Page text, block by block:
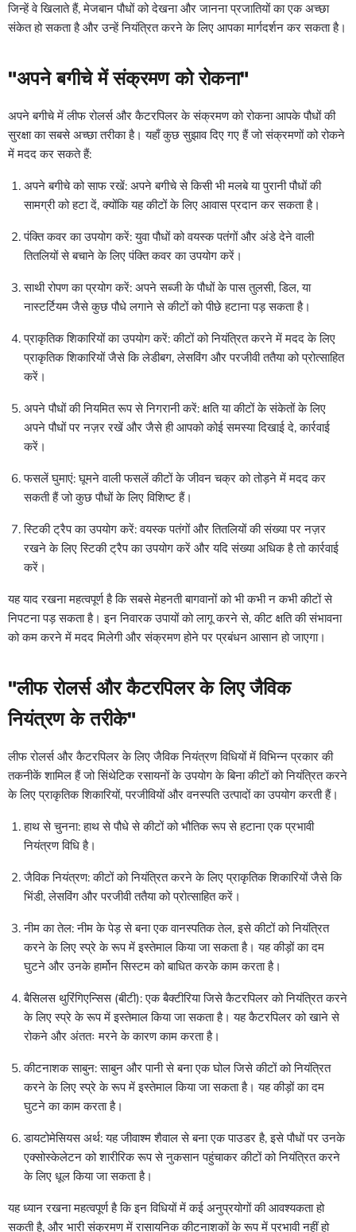
जिन्हें वे खिलाते हैं, मेजबान पौधों को देखना और जानना प्रजातियों का एक अच्छा
संकेत हो सकता है और उन्हें नियंत्रित करने के लिए आपका मार्गदर्शन कर सकता है।
"अपने बगीचे में संक्रमण को रोकना"
अपने बगीचे में लीफ रोलर्स और कैटरपिलर के संक्रमण को रोकना आपके पौधों की
सुरक्षा का सबसे अच्छा तरीका है। यहाँ कुछ सुझाव दिए गए हैं जो संक्रमणों को रोकने
में मदद कर सकते हैं:
अपने बगीचे को साफ रखें: अपने बगीचे से किसी भी मलबे या पुरानी पौधों की
सामग्री को हटा दें, क्योंकि यह कीटों के लिए आवास प्रदान कर सकता है।
पंक्ति कवर का उपयोग करें: युवा पौधों को वयस्क पतंगों और अंडे देने वाली
तितलियों से बचाने के लिए पंक्ति कवर का उपयोग करें।
साथी रोपण का प्रयोग करें: अपने सब्जी के पौधों के पास तुलसी, डिल, या
नास्टर्टियम जैसे कुछ पौधे लगाने से कीटों को पीछे हटाना पड़ सकता है।
प्राकृतिक शिकारियों का उपयोग करें: कीटों को नियंत्रित करने में मदद के लिए
प्राकृतिक शिकारियों जैसे कि लेडीबग, लेसविंग और परजीवी ततैया को प्रोत्साहित
करें।
अपने पौधों की नियमित रूप से निगरानी करें: क्षति या कीटों के संकेतों के लिए
अपने पौधों पर नज़र रखें और जैसे ही आपको कोई समस्या दिखाई दे, कार्रवाई
करें।
फसलें घुमाएं: घूमने वाली फसलें कीटों के जीवन चक्र को तोड़ने में मदद कर
सकती हैं जो कुछ पौधों के लिए विशिष्ट हैं।
स्टिकी ट्रैप का उपयोग करें: वयस्क पतंगों और तितलियों की संख्या पर नज़र
रखने के लिए स्टिकी ट्रैप का उपयोग करें और यदि संख्या अधिक है तो कार्रवाई
करें।
यह याद रखना महत्वपूर्ण है कि सबसे मेहनती बागवानों को भी कभी न कभी कीटों से
निपटना पड़ सकता है। इन निवारक उपायों को लागू करने से, कीट क्षति की संभावना
को कम करने में मदद मिलेगी और संक्रमण होने पर प्रबंधन आसान हो जाएगा।
"लीफ रोलर्स और कैटरपिलर के लिए जैविक
नियंत्रण के तरीके"
लीफ रोलर्स और कैटरपिलर के लिए जैविक नियंत्रण विधियों में विभिन्न प्रकार की
तकनीकें शामिल हैं जो सिंथेटिक रसायनों के उपयोग के बिना कीटों को नियंत्रित करने
के लिए प्राकृतिक शिकारियों, परजीवियों और वनस्पति उत्पादों का उपयोग करती हैं।
हाथ से चुनना: हाथ से पौधे से कीटों को भौतिक रूप से हटाना एक प्रभावी
नियंत्रण विधि है।
जैविक नियंत्रण: कीटों को नियंत्रित करने के लिए प्राकृतिक शिकारियों जैसे कि
भिंडी, लेसविंग और परजीवी ततैया को प्रोत्साहित करें।
नीम का तेल: नीम के पेड़ से बना एक वानस्पतिक तेल, इसे कीटों को नियंत्रित
करने के लिए स्प्रे के रूप में इस्तेमाल किया जा सकता है। यह कीड़ों का दम
घुटने और उनके हार्मोन सिस्टम को बाधित करके काम करता है।
बैसिलस थुरिंगिएन्सिस (बीटी): एक बैक्टीरिया जिसे कैटरपिलर को नियंत्रित करने
के लिए स्प्रे के रूप में इस्तेमाल किया जा सकता है। यह कैटरपिलर को खाने से
रोकने और अंततः मरने के कारण काम करता है।
कीटनाशक साबुन: साबुन और पानी से बना एक घोल जिसे कीटों को नियंत्रित
करने के लिए स्प्रे के रूप में इस्तेमाल किया जा सकता है। यह कीड़ों का दम
घुटने का काम करता है।
डायटोमेसियस अर्थ: यह जीवाश्म शैवाल से बना एक पाउडर है, इसे पौधों पर उनके
एक्सोस्केलेटन को शारीरिक रूप से नुकसान पहुंचाकर कीटों को नियंत्रित करने
के लिए धूल किया जा सकता है।
यह ध्यान रखना महत्वपूर्ण है कि इन विधियों में कई अनुप्रयोगों की आवश्यकता हो
सकती है, और भारी संक्रमण में रासायनिक कीटनाशकों के रूप में प्रभावी नहीं हो